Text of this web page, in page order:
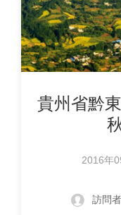
貴州省黔
2016年
訪問